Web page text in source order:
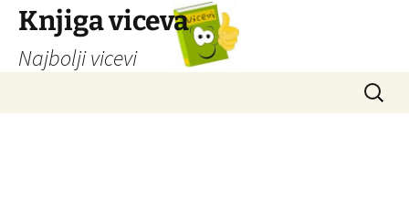
Knjiga viceva
Najbolji vicevi